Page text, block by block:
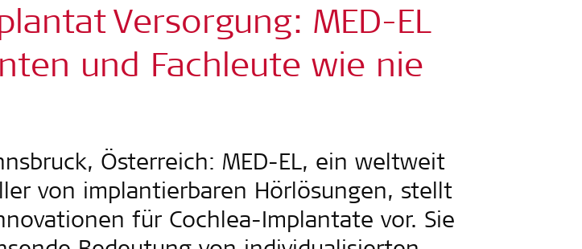
Versorgung: MED-EL
und Fachleute wie nie
Österreich: MED-EL, ein weltweit
von implantierbaren Hörlösungen, stellt
für Cochlea-Implantate vor. Sie